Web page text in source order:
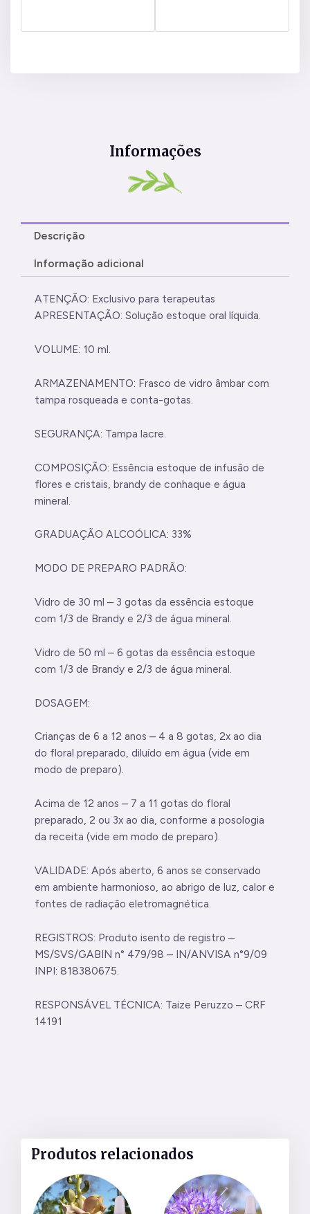
Informações
Descrição
Informação adicional
ATENÇÃO: Exclusivo para terapeutas
APRESENTAÇÃO: Solução estoque oral líquida.
VOLUME: 10 ml.
ARMAZENAMENTO: Frasco de vidro âmbar com
tampa rosqueada e conta-gotas.
SEGURANÇA: Tampa lacre.
COMPOSIÇÃO: Essência estoque de infusão de
flores e cristais, brandy de conhaque e água
mineral.
GRADUAÇÃO ALCOÓLICA: 33%
MODO DE PREPARO PADRÃO:
Vidro de 30 ml – 3 gotas da essência estoque
com 1/3 de Brandy e 2/3 de água mineral.
Vidro de 50 ml – 6 gotas da essência estoque
com 1/3 de Brandy e 2/3 de água mineral.
DOSAGEM:
Crianças de 6 a 12 anos – 4 a 8 gotas, 2x ao dia
do floral preparado, diluído em água (vide em
modo de preparo).
Acima de 12 anos – 7 a 11 gotas do floral
preparado, 2 ou 3x ao dia, conforme a posologia
da receita (vide em modo de preparo).
VALIDADE: Após aberto, 6 anos se conservado
em ambiente harmonioso, ao abrigo de luz, calor e
fontes de radiação eletromagnética.
REGISTROS: Produto isento de registro –
MS/SVS/GABIN n° 479/98 – IN/ANVISA n°9/09
INPI: 818380675.
RESPONSÁVEL TÉCNICA: Taize Peruzzo – CRF
14191
Produtos relacionados